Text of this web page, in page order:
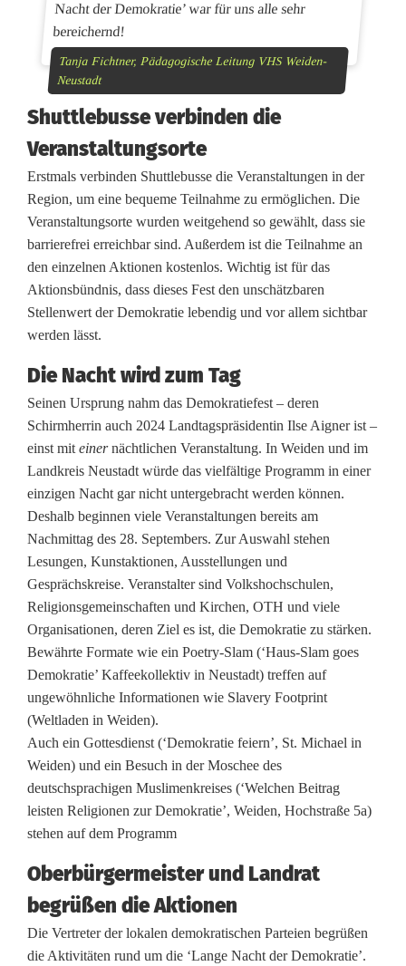
e
L
a
n
g
e
N
c
h
t
d
e
r
D
e
m
o
k
r
a
t
i
e
Nacht der Demokratie’ war für uns alle sehr
bereichernd!
Tanja Fichtner, Pädagogische Leitung VHS Weiden-
Neustadt
Shuttlebusse verbinden die
Veranstaltungsorte
Erstmals verbinden Shuttlebusse die Veranstaltungen in der
Region, um eine bequeme Teilnahme zu ermöglichen. Die
Veranstaltungsorte wurden weitgehend so gewählt, dass sie
barrierefrei erreichbar sind. Außerdem ist die Teilnahme an
den einzelnen Aktionen kostenlos. Wichtig ist für das
Aktionsbündnis, dass dieses Fest den unschätzbaren
Stellenwert der Demokratie lebendig und vor allem sichtbar
werden lässt.
Die Nacht wird zum Tag
Seinen Ursprung nahm das Demokratiefest – deren
Schirmherrin auch 2024 Landtagspräsidentin Ilse Aigner ist –
einst mit einernächtlichen Veranstaltung. In Weiden und im
Landkreis Neustadt würde das vielfältige Programm in einer
einzigen Nacht gar nicht untergebracht werden können.
Deshalb beginnen viele Veranstaltungen bereits am
Nachmittag des 28. Septembers. Zur Auswahl stehen
Lesungen, Kunstaktionen, Ausstellungen und
Gesprächskreise. Veranstalter sind Volkshochschulen,
Religionsgemeinschaften und Kirchen, OTH und viele
Organisationen, deren Ziel es ist, die Demokratie zu stärken.
Bewährte Formate wie ein Poetry-Slam (‘Haus-Slam goes
Demokratie’ Kaffeekollektiv in Neustadt) treffen auf
ungewöhnliche Informationen wie Slavery Footprint
(Weltladen in Weiden).
Auch ein Gottesdienst (‘Demokratie feiern’, St. Michael in
Weiden) und ein Besuch in der Moschee des
deutschsprachigen Muslimenkreises (‘Welchen Beitrag
leisten Religionen zur Demokratie’, Weiden, Hochstraße 5a)
stehen auf dem Programm
Oberbürgermeister und Landrat
begrüßen die Aktionen
Die Vertreter der lokalen demokratischen Parteien begrüßen
die Aktivitäten rund um die ‘Lange Nacht der Demokratie’.